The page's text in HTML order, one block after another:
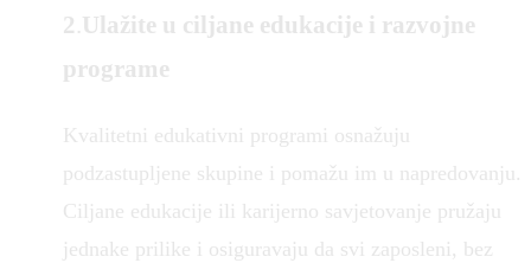
2.Ulažite u ciljane edukacije i razvojne
programe
Kvalitetni edukativni programi osnažuju
podzastupljene skupine i pomažu im u napredovanju.
Ciljane edukacije ili karijerno savjetovanje pružaju
jednake prilike i osiguravaju da svi zaposleni, bez